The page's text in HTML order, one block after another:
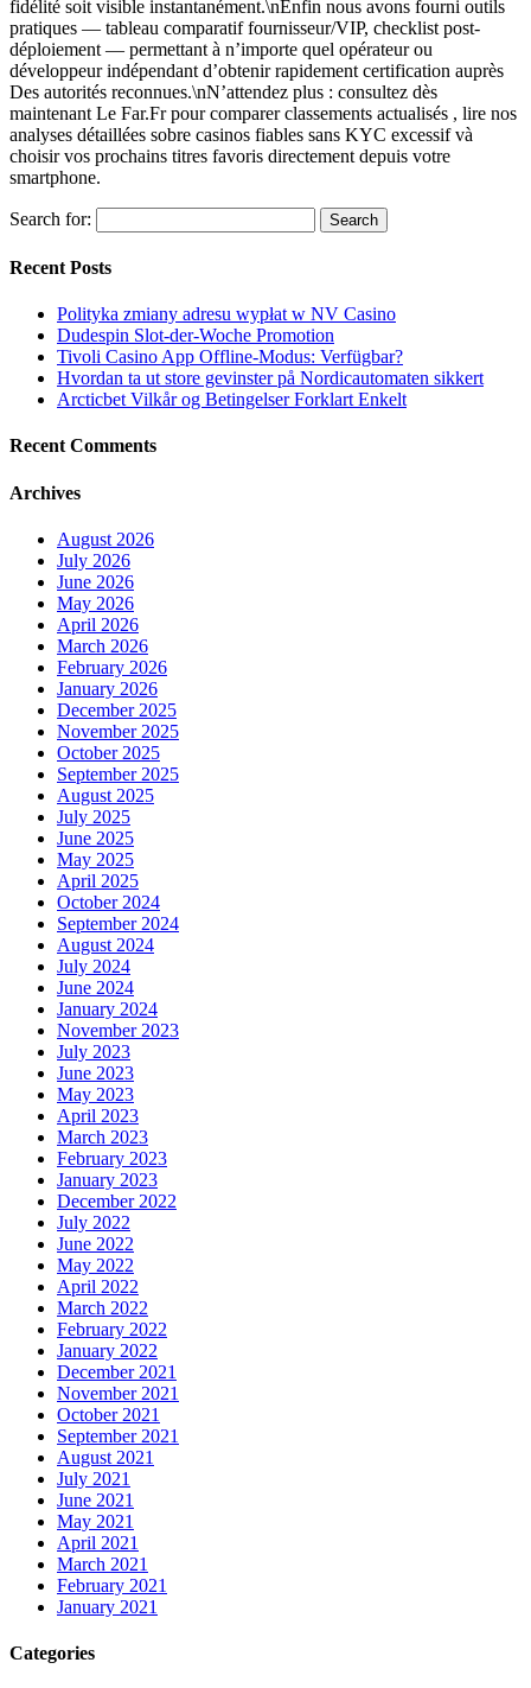
fidélité soit visible instantanément.\nEnfin nous avons fourni outils
pratiques — tableau comparatif fournisseur/VIP, checklist post-
déploiement — permettant à n’importe quel opérateur ou
développeur indépendant d’obtenir rapidement certification auprès
Des autorités reconnues.\nN’attendez plus : consultez dès
maintenant Le Far.Fr pour comparer classements actualisés , lire nos
analyses détaillées sobre casinos fiables sans KYC excessif và
choisir vos prochains titres favoris directement depuis votre
smartphone.
Search for:
Recent Posts
Polityka zmiany adresu wypłat w NV Casino
Dudespin Slot-der-Woche Promotion
Tivoli Casino App Offline-Modus: Verfügbar?
Hvordan ta ut store gevinster på Nordicautomaten sikkert
Arcticbet Vilkår og Betingelser Forklart Enkelt
Recent Comments
Archives
August 2026
July 2026
June 2026
May 2026
April 2026
March 2026
February 2026
January 2026
December 2025
November 2025
October 2025
September 2025
August 2025
July 2025
June 2025
May 2025
April 2025
October 2024
September 2024
August 2024
July 2024
June 2024
January 2024
November 2023
July 2023
June 2023
May 2023
April 2023
March 2023
February 2023
January 2023
December 2022
July 2022
June 2022
May 2022
April 2022
March 2022
February 2022
January 2022
December 2021
November 2021
October 2021
September 2021
August 2021
July 2021
June 2021
May 2021
April 2021
March 2021
February 2021
January 2021
Categories